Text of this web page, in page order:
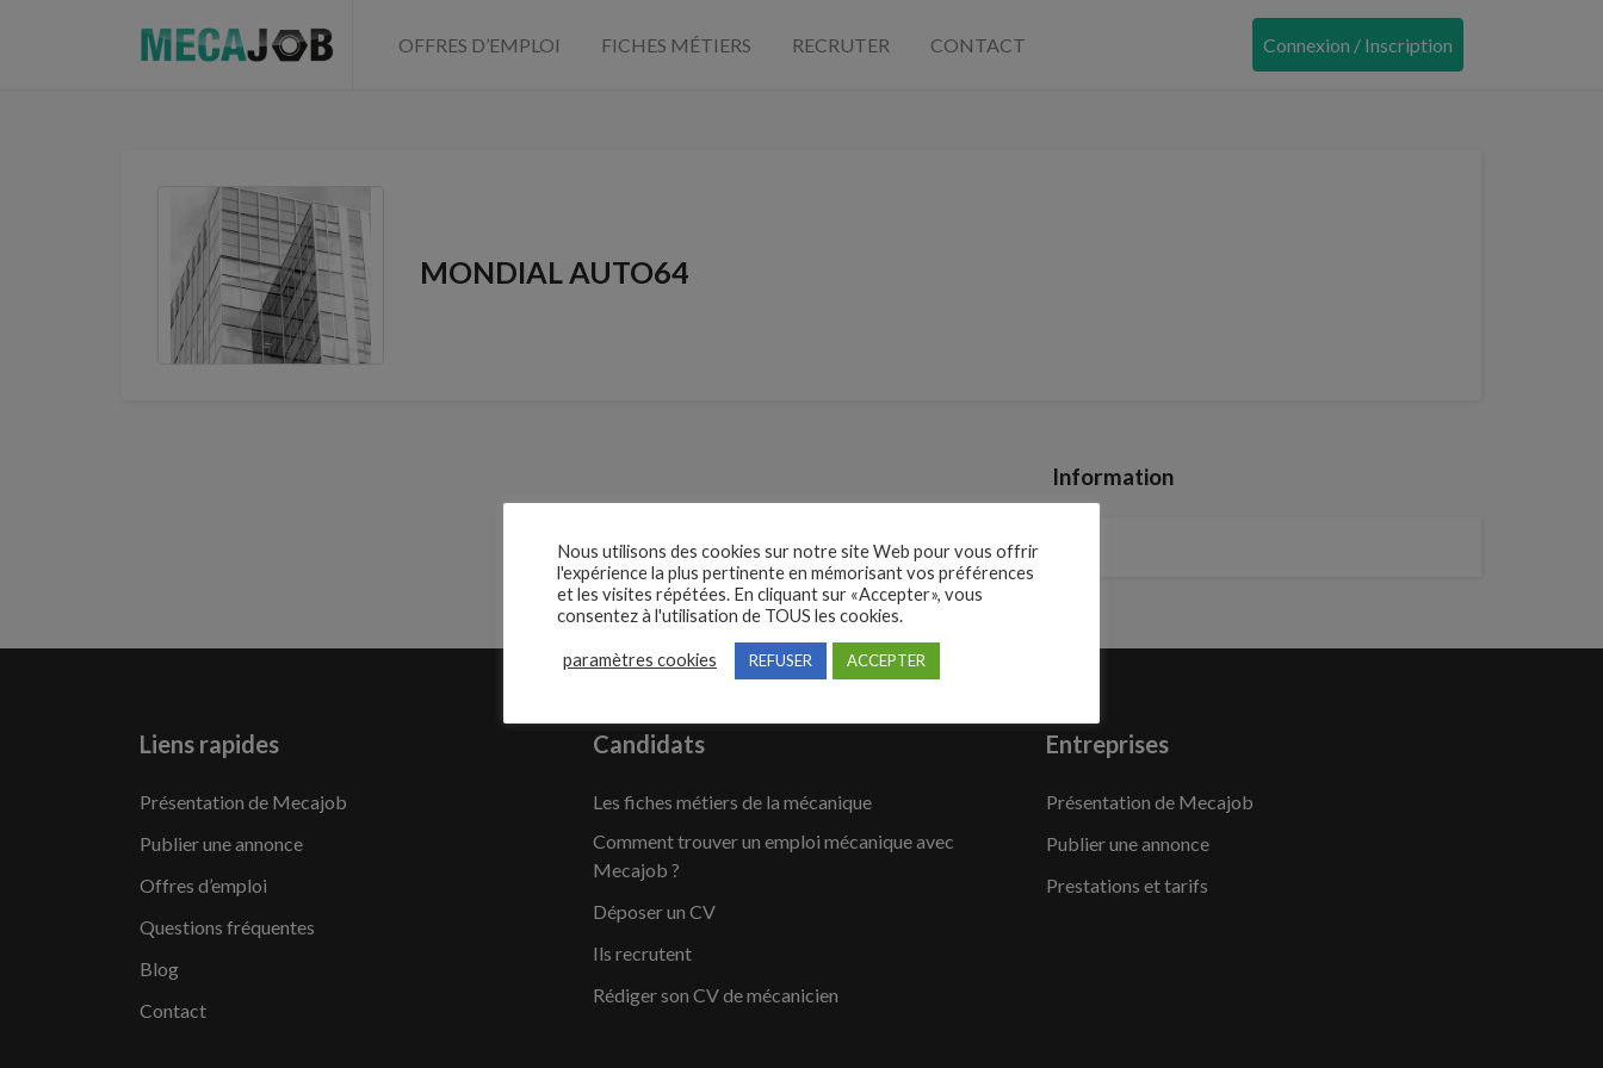
OFFRES D’EMPLOI FICHES MÉTIERS RECRUTER CONTACT Connexion / Inscription
MONDIAL AUTO64
Information
Liens rapides
Présentation de Mecajob
Publier une annonce
Offres d’emploi
Questions fréquentes
Blog
Contact
Candidats
Les fiches métiers de la mécanique
Comment trouver un emploi mécanique avec
Mecajob ?
Déposer un CV
Ils recrutent
Rédiger son CV de mécanicien
Entreprises
Présentation de Mecajob
Publier une annonce
Prestations et tarifs
Nous utilisons des cookies sur notre site Web pour vous offrir
l'expérience la plus pertinente en mémorisant vos préférences
et les visites répétées. En cliquant sur «Accepter», vous
consentez à l'utilisation de TOUS les cookies.
paramètres cookies REFUSER ACCEPTER